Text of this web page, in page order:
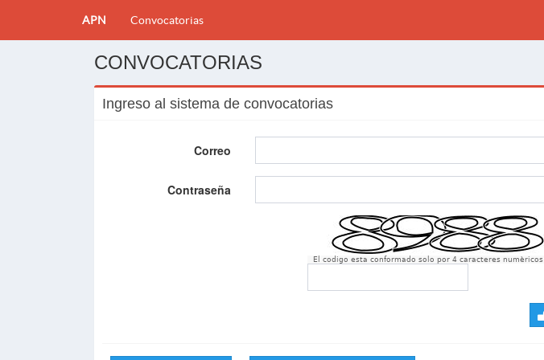
APN Convocatorias
CONVOCATORIAS
Ingreso al sistema de convocatorias
Correo
Contraseña
El codigo esta conformado solo por 4 caracteres numèricos